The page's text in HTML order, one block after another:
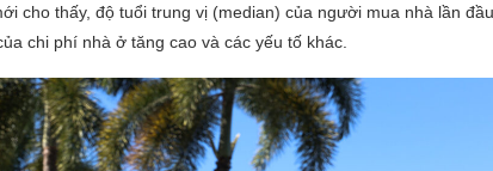
cho thấy, độ tuổi trung vị (median) của người mua nhà lần
chi phí nhà ở tăng cao và các yếu tố khác.